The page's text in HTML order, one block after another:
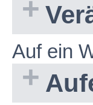
Auf ein